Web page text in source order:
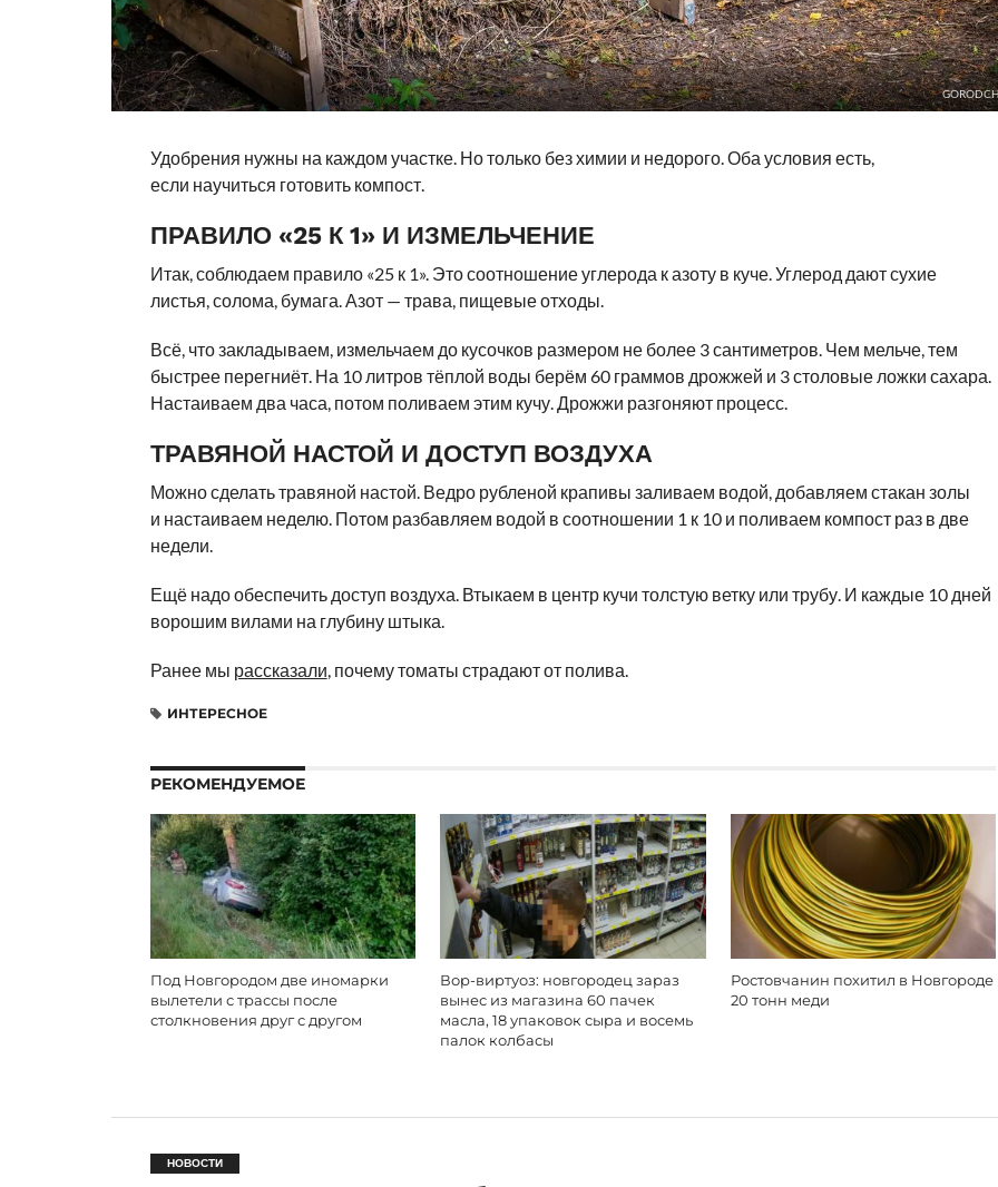
Удобрения нужны на каждом участке. Но только без химии и недорого. Оба условия есть,
если научиться готовить компост.
ПРАВИЛО «25 К 1» И ИЗМЕЛЬЧЕНИЕ
Итак, соблюдаем правило «25 к 1». Это соотношение углерода к азоту в куче. Углерод дают сухие
листья, солома, бумага. Азот — трава, пищевые отходы.
Всё, что закладываем, измельчаем до кусочков размером не более 3 сантиметров. Чем мельче, тем
быстрее перегниёт. На 10 литров тёплой воды берём 60 граммов дрожжей и 3 столовые ложки сахара.
Настаиваем два часа, потом поливаем этим кучу. Дрожжи разгоняют процесс.
ТРАВЯНОЙ НАСТОЙ И ДОСТУП ВОЗДУХА
Можно сделать травяной настой. Ведро рубленой крапивы заливаем водой, добавляем стакан золы
и настаиваем неделю. Потом разбавляем водой в соотношении 1 к 10 и поливаем компост раз в две
недели.
Ещё надо обеспечить доступ воздуха. Втыкаем в центр кучи толстую ветку или трубу. И каждые 10 дней
ворошим вилами на глубину штыка.
Ранее мы рассказали, почему томаты страдают от полива.
ИНТЕРЕСНОЕ
РЕКОМЕНДУЕМОЕ
Под Новгородом две иномарки
вылетели с трассы после
столкновения друг с другом
Вор-виртуоз: новгородец зараз
вынес из магазина 60 пачек
масла, 18 упаковок сыра и восемь
палок колбасы
Ростовчанин похитил в Новгороде
20 тонн меди
НОВОСТИ